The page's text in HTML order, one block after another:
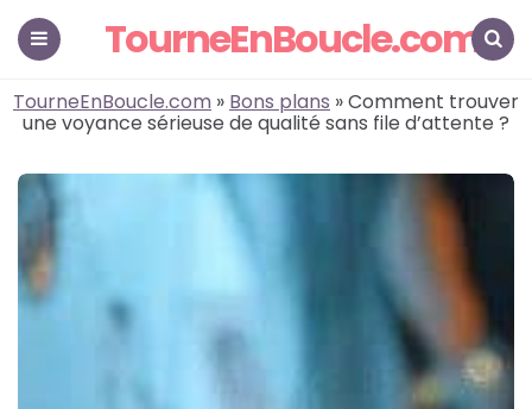
TourneEnBoucle.com
TourneEnBoucle.com » Bons plans » Comment trouver
une voyance sérieuse de qualité sans file d’attente ?